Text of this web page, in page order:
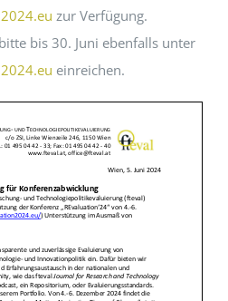
zur Verfügung.
bis 30. Juni ebenfalls unter
einreichen.